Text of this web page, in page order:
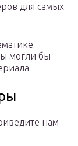
для самых
могли бы
нам